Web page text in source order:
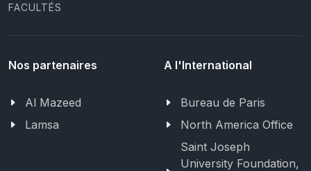
FACULTÉS
Nos partenaires
Al Mazeed
Lamsa
A l'International
Bureau de Paris
North America Office
Saint Joseph
University Foundation,